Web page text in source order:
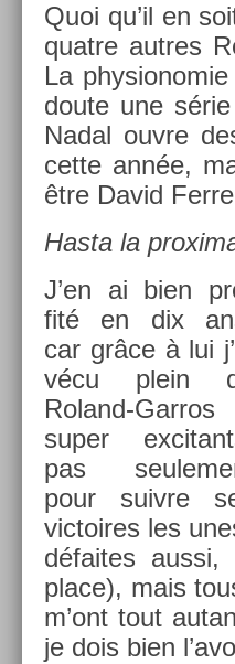
Quoi qu’il en
quat­re aut­res
La
doute une
Nadal ouvre
cette année,
être David
Hasta la
J’en ai bien
fité en dix
car grâce à lui
vécu plein
Roland-Garros
super
pas
pour suiv­re
vic­toires les
défaites
place), mais
m’ont tout
je dois bien